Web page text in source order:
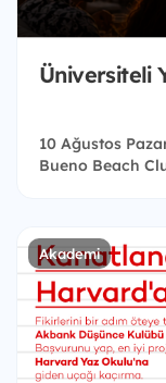
Üniversiteli
10 Ağustos
Bueno Beach
Akademi